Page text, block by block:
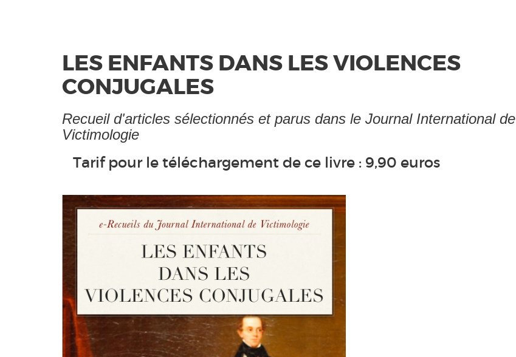
LES ENFANTS DANS LES VIOLENCES
CONJUGALES
Recueil d'articles sélectionnés et parus dans le Journal International de
Victimologie
Tarif pour le téléchargement de ce livre : 9,90 euros